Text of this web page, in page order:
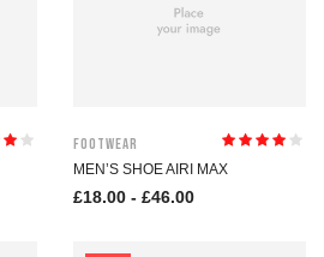
Footwear
Valutato
4.00
MEN’S SHOE AIRI MAX
£18.00 - £46.00